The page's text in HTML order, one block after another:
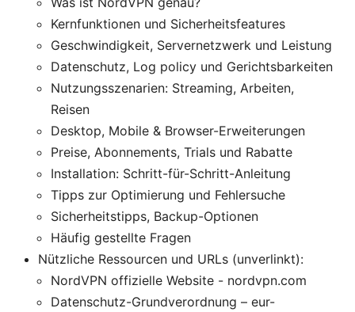
Kernfunktionen und Sicherheitsfeatures
Geschwindigkeit, Servernetzwerk und Leistung
Datenschutz, Log policy und Gerichtsbarkeiten
Nutzungsszenarien: Streaming, Arbeiten,
Reisen
Desktop, Mobile & Browser-Erweiterungen
Preise, Abonnements, Trials und Rabatte
Installation: Schritt-für-Schritt-Anleitung
Tipps zur Optimierung und Fehlersuche
Sicherheitstipps, Backup-Optionen
Häufig gestellte Fragen
Nützliche Ressourcen und URLs (unverlinkt):
NordVPN offizielle Website - nordvpn.com
Datenschutz-Grundverordnung – eur-